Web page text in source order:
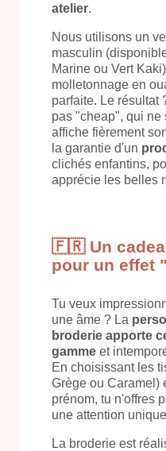
atelier.
Nous utilisons un
masculin
Marine ou Vert
molletonnage en
parfaite. Le résultat
pas "cheap", qui ne
affiche fièrement
la garantie d'un
clichés enfantins,
apprécie les belles
🇫🇷 Un
pour un effet
Tu veux
une âme ? La
broderie apporte
gamme et
En choisissant les
Grège ou Caramel)
prénom, tu n'offres
une attention
La broderie est